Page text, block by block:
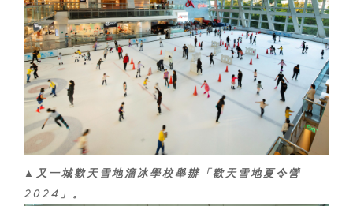
▲又一城歡天雪地溜冰學校舉辦「歡天雪地夏令營
2024」。